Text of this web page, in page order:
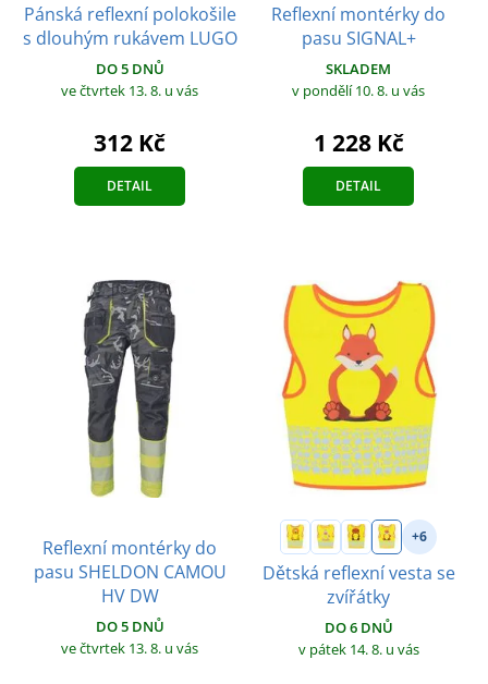
Pánská reflexní polokošile
s dlouhým rukávem LUGO
DO 5 DNŮ
ve čtvrtek 13. 8. u vás
312 Kč
DETAIL
Reflexní montérky do
pasu SIGNAL+
SKLADEM
v pondělí 10. 8. u vás
1 228 Kč
DETAIL
Reflexní montérky do
pasu SHELDON CAMOU
HV DW
DO 5 DNŮ
ve čtvrtek 13. 8. u vás
+6
Dětská reflexní vesta se
zvířátky
DO 6 DNŮ
v pátek 14. 8. u vás